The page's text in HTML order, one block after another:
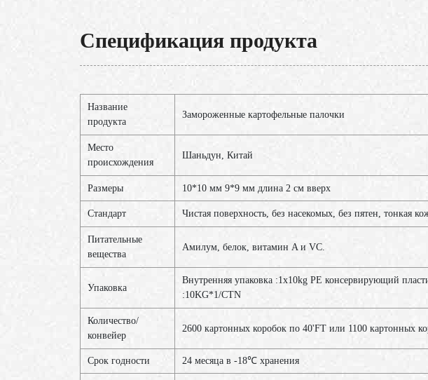
Спецификация продукта
Название
продукта
Замороженные картофельные палочки
Место
происхождения
Шаньдун, Китай
Размеры 10*10 мм 9*9 мм длина 2 см вверх
Стандарт Чистая поверхность, без насекомых, без пятен, тонкая
Питательные
вещества
Амилум, белок, витамин A и VC.
Упаковка
Внутренняя упаковка :1x10kg PE консервирующий
:10KG*1/CTN
Количество/
конвейер
2600 картонных коробок по 40'FT или 1100 картонных
Срок годности 24 месяца в -18℃ хранения